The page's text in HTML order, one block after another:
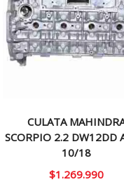
CULATA
SCORPIO 2.2 DW12DD
10/18
$1.269.990